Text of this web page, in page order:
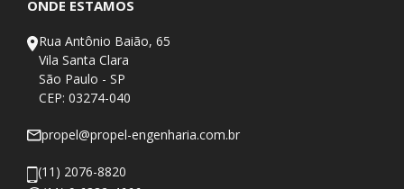
ONDE ESTAMOS
Rua Antônio Baião, 65
Vila Santa Clara
São Paulo - SP
CEP: 03274-040
propel@propel-engenharia.com.br
(11) 2076-8820